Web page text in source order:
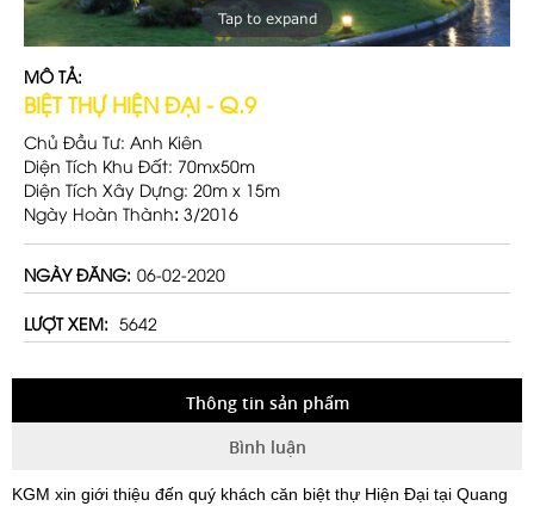
Tap to expand
MÔ TẢ:
BIỆT THỰ HIỆN ĐẠI - Q.9
Chủ Đầu Tư: Anh Kiên
Diện Tích Khu Đất: 70mx50m
Diện Tích Xây Dựng: 20m x 15m
Ngày Hoàn Thành: 3/2016
NGÀY ĐĂNG: 06-02-2020
LƯỢT XEM: 5642
Thông tin sản phẩm
Bình luận
KGM xin giới thiệu đến quý khách căn biệt thự Hiện Đại tại Quang